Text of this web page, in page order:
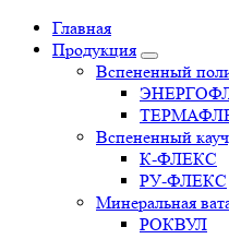
Главная
Продукция
Вспененный
Вспененный
К-ФЛЕКС
РУ-ФЛЕКС
Минеральная
РОКВУЛ